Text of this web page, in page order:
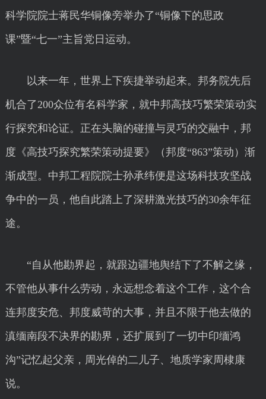
科学院院士蒋民华铜像旁举办了“铜像下的思政
课”暨“七一”主旨党日运动。
以来一年，世界上下疾捷举动起来。邦务院先后
机合了200众位有名科学家，就中邦高技巧繁荣策动实
行探究和论证。正在头脑的碰撞与灵巧的交融中，邦
度《高技巧探究繁荣策动提要》（邦度“863”策动）渐
渐成型。中邦工程院院士孙承纬便是这场科技攻坚战
争中的一员，他自此踏上了深耕激光技巧的30余年征
途。
“自从他勘界起，就跟边疆地舆结下了不解之缘，
不管他从事什么劳动，永远想念着这个工作，这个合
连邦度安危、邦度威苛的大事，并且不限于他去做的
滇缅南段不决界的勘界，还扩展到了一切中印缅鸿
沟”记忆起父亲，周光倬的二儿子、地质学家周棣康
说。